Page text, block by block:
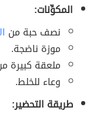
المكوِّنات:
نصف حبة من
موزة ناضجة.
ملعقة كبيرة
وعاء للخلط.
طريقة التحضير: